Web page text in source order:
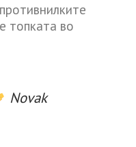
топката во
Novak